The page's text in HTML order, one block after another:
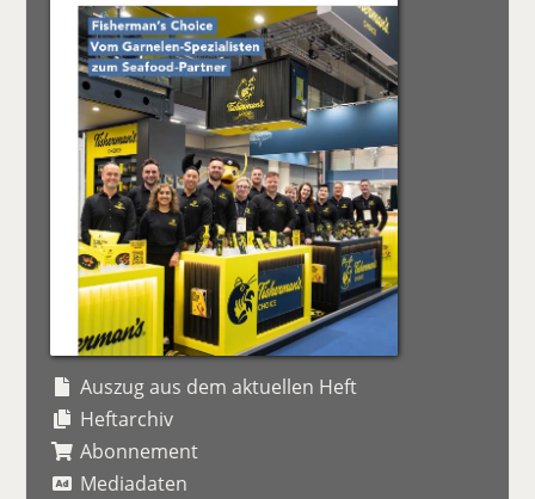
Auszug aus dem aktuellen Heft
Heftarchiv
Abonnement
Mediadaten